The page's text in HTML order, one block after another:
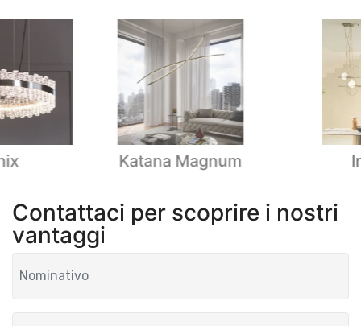
Katana Magnum
Contattaci per scoprire i nostri
vantaggi